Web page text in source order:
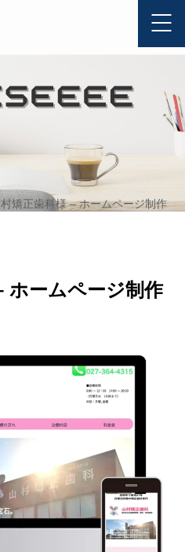
矯正歯科様 – ホームページ制作
ホームページ制作